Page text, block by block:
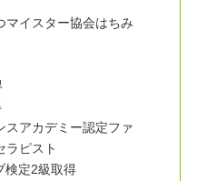
マイスター協会はちみ
スアカデミー認定ファ
ラピスト
検定2級取得